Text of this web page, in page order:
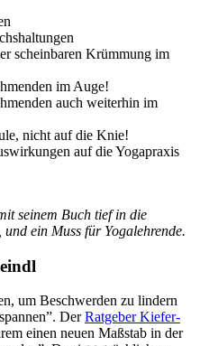
scheinbaren Krümmung im
im Auge!
auch weiterhin im
nicht auf die Knie!
auf die Yogapraxis
seinem Buch tief in die
ein Muss für Yogalehrende.
um Beschwerden zu lindern
DerRatgeber Kiefer-
einen neuen Maßstab in der